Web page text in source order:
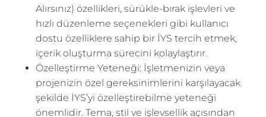
Alırsınız) özellikleri, sürükle-bırak işlevleri ve
hızlı düzenleme seçenekleri gibi kullanıcı
dostu özelliklere sahip bir İYS tercih etmek,
içerik oluşturma sürecini kolaylaştırır.
Özelleştirme Yeteneği: İşletmenizin veya
projenizin özel gereksinimlerini karşılayacak
şekilde İYS’yi özelleştirebilme yeteneği
önemlidir. Tema, stil ve işlevsellik açısından